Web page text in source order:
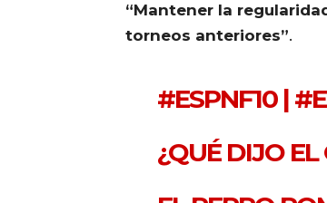
“Mantener la
torneos anteriores”.
#ESPNF10|
¿QUÉ DIJO